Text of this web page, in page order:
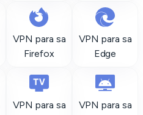
VPN para sa
Firefox
VPN para sa
Edge
VPN para sa
VPN para sa